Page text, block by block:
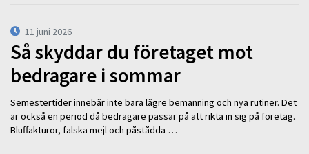
11 juni 2026
Så skyddar du företaget mot
bedragare i sommar
Semestertider innebär inte bara lägre bemanning och nya rutiner. Det
är också en period då bedragare passar på att rikta in sig på företag.
Bluffakturor, falska mejl och påstådda …